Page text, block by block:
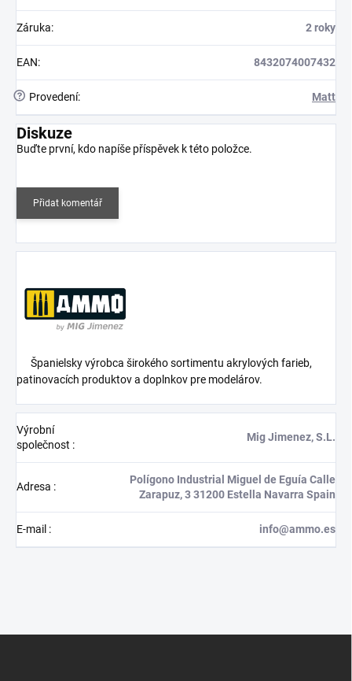
Záruka: 2 roky
EAN: 8432074007432
? Provedení: Matt
Diskuze
Buďte první, kdo napíše příspěvek k této položce.
Přidat komentář
Španielsky výrobca širokého sortimentu akrylových farieb,
patinovacích produktov a doplnkov pre modelárov.
Výrobní
společnost :
Mig Jimenez, S.L.
Adresa :
Polígono Industrial Miguel de Eguía Calle
Zarapuz, 3 31200 Estella Navarra Spain
E-mail : info@ammo.es